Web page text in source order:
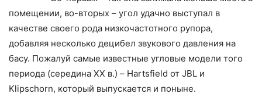
помещении, во-вторых – угол удачно выступал в
качестве своего рода низкочастотного рупора,
добавляя несколько децибел звукового давления на
басу. Пожалуй самые известные угловые модели того
периода (середина XX в.) – Hartsfield от JBL и
Klipschorn, который выпускается и поныне.